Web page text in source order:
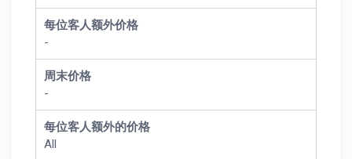
每位客人额外价格
-
周末价格
-
每位客人额外的价格
All